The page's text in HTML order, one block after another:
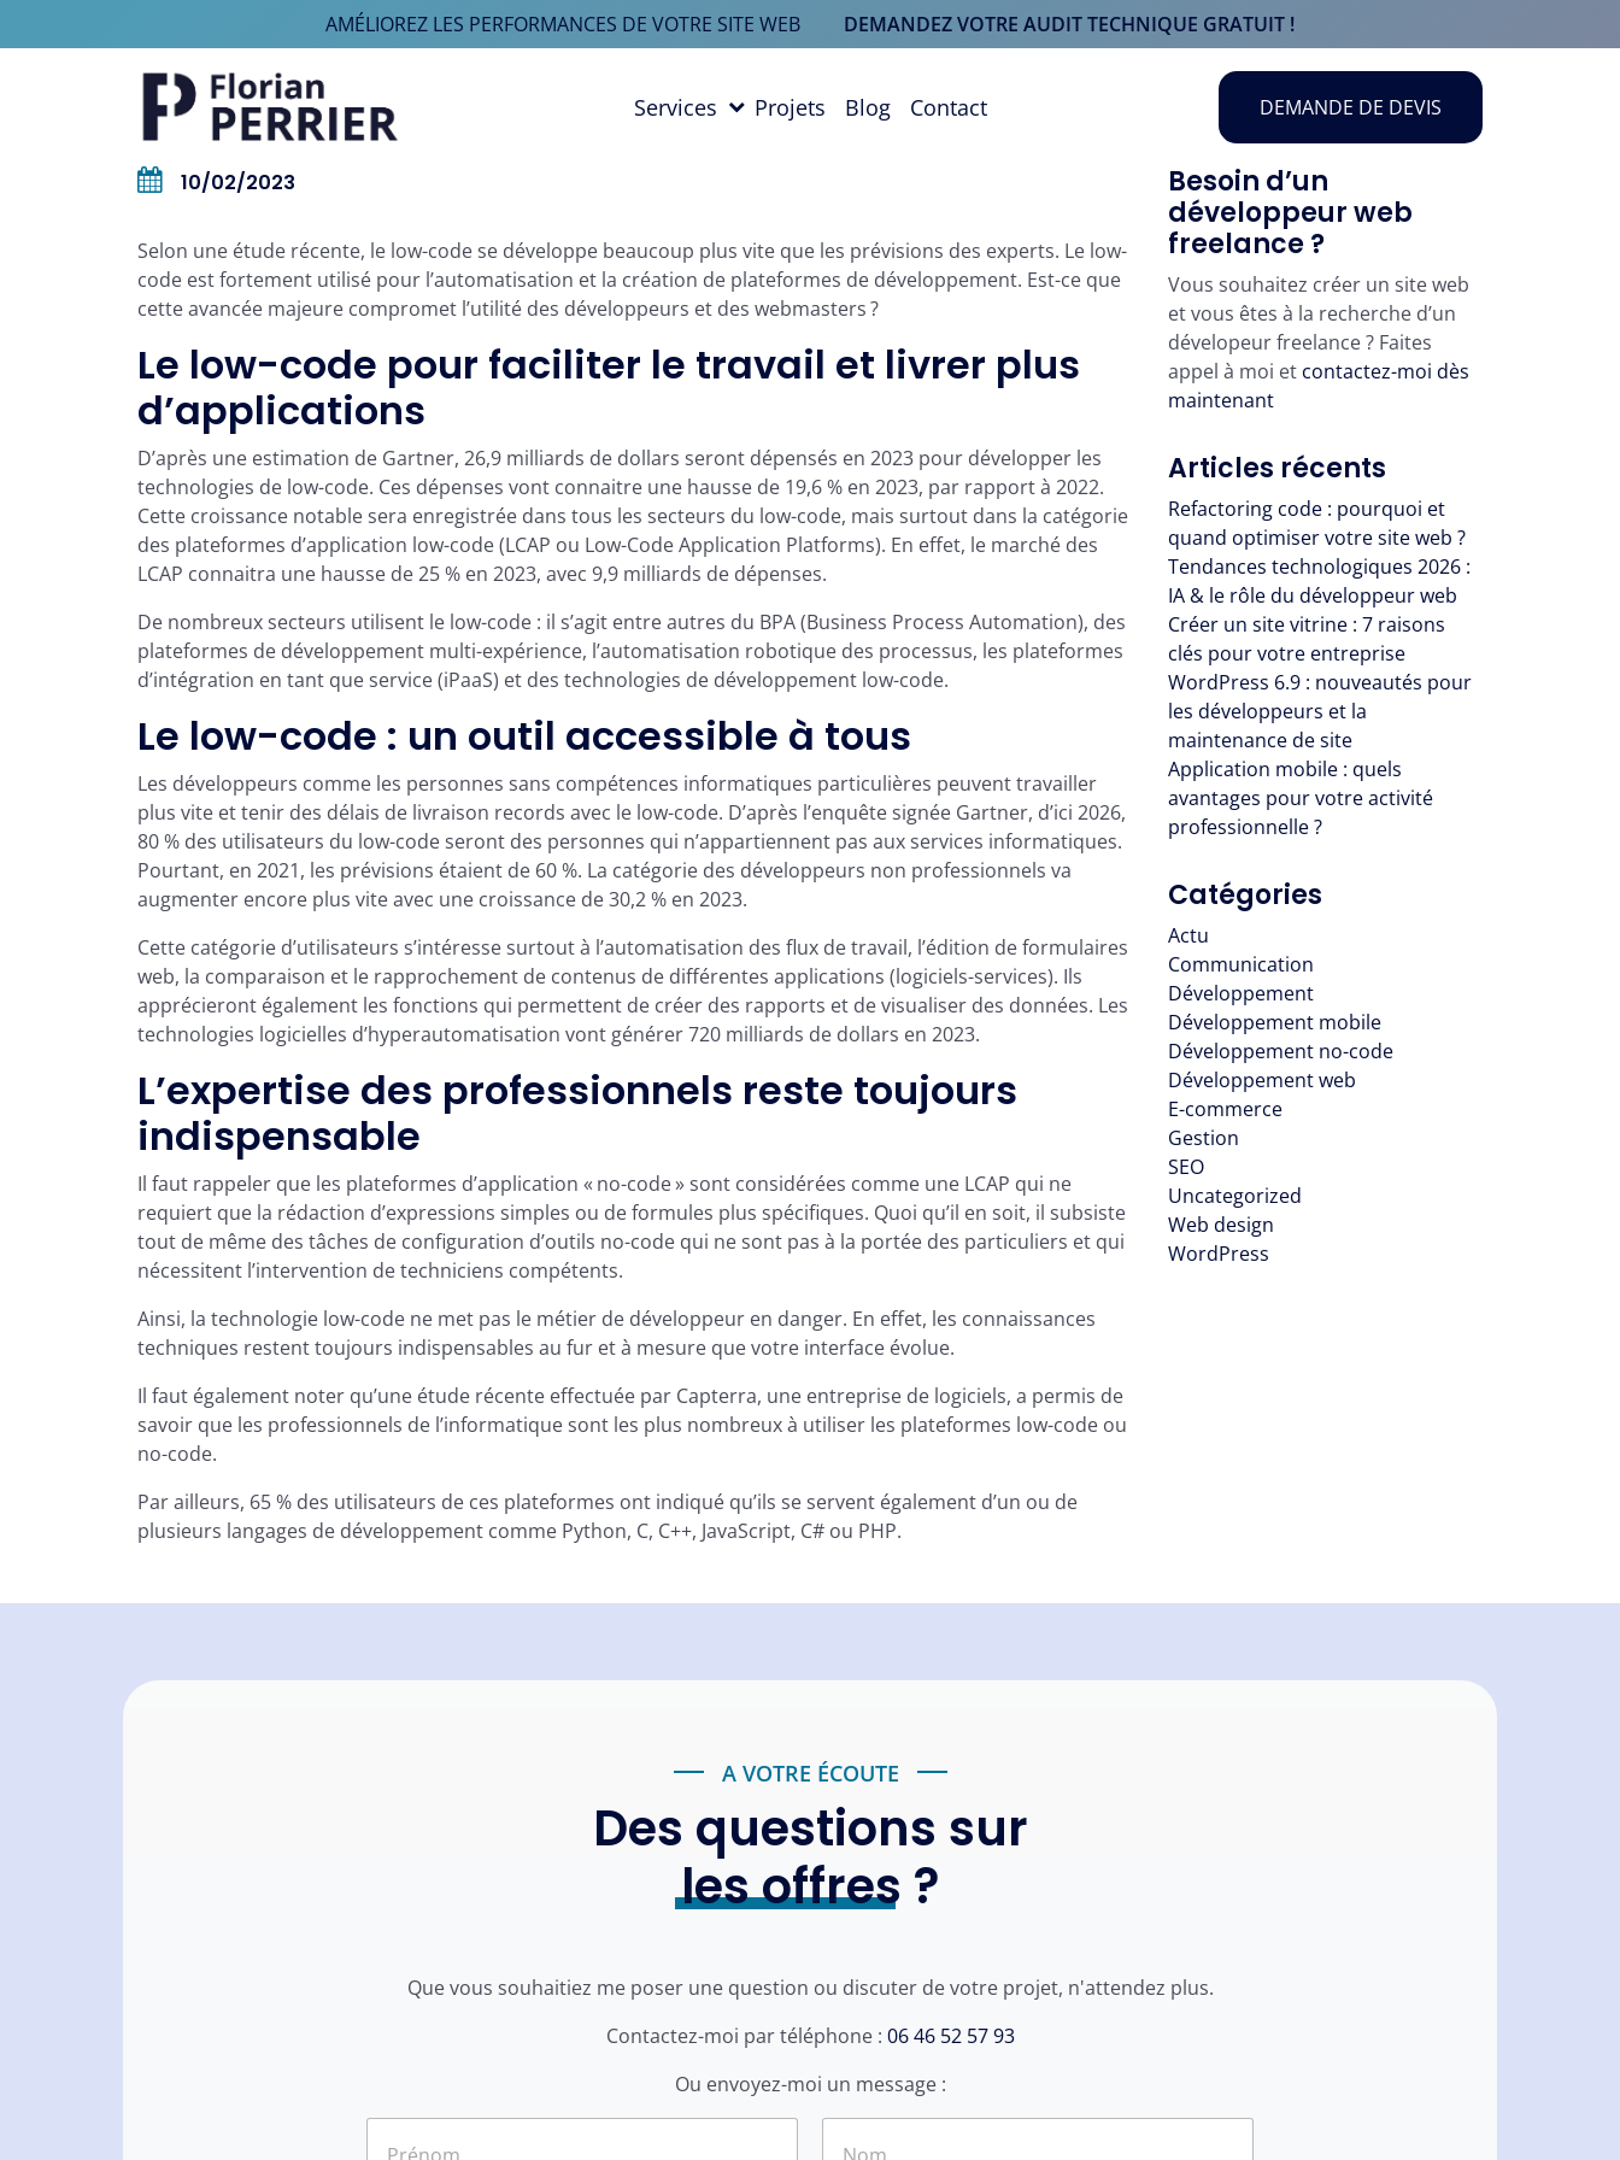
AMÉLIOREZ LES PERFORMANCES DE VOTRE SITE WEB
DEMANDEZ VOTRE AUDIT TECHNIQUE GRATUIT !
Navigation principale Services Projets Blog Contact DEMANDE DE DEVIS
10/02/2023
Selon une étude récente, le low-code se développe beaucoup plus vite que les prévisions des experts. Le low-
code est fortement utilisé pour l’automatisation et la création de plateformes de développement. Est-ce que
cette avancée majeure compromet l’utilité des développeurs et des webmasters ?
Le low-code pour faciliter le travail et livrer plus
d’applications
D’après une estimation de Gartner, 26,9 milliards de dollars seront dépensés en 2023 pour développer les
technologies de low-code. Ces dépenses vont connaitre une hausse de 19,6 % en 2023, par rapport à 2022.
Cette croissance notable sera enregistrée dans tous les secteurs du low-code, mais surtout dans la catégorie
des plateformes d’application low-code (LCAP ou Low-Code Application Platforms). En effet, le marché des
LCAP connaitra une hausse de 25 % en 2023, avec 9,9 milliards de dépenses.
De nombreux secteurs utilisent le low-code : il s’agit entre autres du BPA (Business Process Automation), des
plateformes de développement multi-expérience, l’automatisation robotique des processus, les plateformes
d’intégration en tant que service (iPaaS) et des technologies de développement low-code.
Le low-code : un outil accessible à tous
Les développeurs comme les personnes sans compétences informatiques particulières peuvent travailler
plus vite et tenir des délais de livraison records avec le low-code. D’après l’enquête signée Gartner, d’ici 2026,
80 % des utilisateurs du low-code seront des personnes qui n’appartiennent pas aux services informatiques.
Pourtant, en 2021, les prévisions étaient de 60 %. La catégorie des développeurs non professionnels va
augmenter encore plus vite avec une croissance de 30,2 % en 2023.
Cette catégorie d’utilisateurs s’intéresse surtout à l’automatisation des flux de travail, l’édition de formulaires
web, la comparaison et le rapprochement de contenus de différentes applications (logiciels-services). Ils
apprécieront également les fonctions qui permettent de créer des rapports et de visualiser des données. Les
technologies logicielles d’hyperautomatisation vont générer 720 milliards de dollars en 2023.
L’expertise des professionnels reste toujours
indispensable
Il faut rappeler que les plateformes d’application « no-code » sont considérées comme une LCAP qui ne
requiert que la rédaction d’expressions simples ou de formules plus spécifiques. Quoi qu’il en soit, il subsiste
tout de même des tâches de configuration d’outils no-code qui ne sont pas à la portée des particuliers et qui
nécessitent l’intervention de techniciens compétents.
Ainsi, la technologie low-code ne met pas le métier de développeur en danger. En effet, les connaissances
techniques restent toujours indispensables au fur et à mesure que votre interface évolue.
Il faut également noter qu’une étude récente effectuée par Capterra, une entreprise de logiciels, a permis de
savoir que les professionnels de l’informatique sont les plus nombreux à utiliser les plateformes low-code ou
no-code.
Par ailleurs, 65 % des utilisateurs de ces plateformes ont indiqué qu’ils se servent également d’un ou de
plusieurs langages de développement comme Python, C, C++, JavaScript, C# ou PHP.
Besoin d’un
développeur web
freelance ?
Vous souhaitez créer un site web
et vous êtes à la recherche d’un
dévelopeur freelance ? Faites
appel à moi et contactez-moi dès
maintenant
Articles récents
Refactoring code : pourquoi et
quand optimiser votre site web ?
Tendances technologiques 2026 :
IA & le rôle du développeur web
Créer un site vitrine : 7 raisons
clés pour votre entreprise
WordPress 6.9 : nouveautés pour
les développeurs et la
maintenance de site
Application mobile : quels
avantages pour votre activité
professionnelle ?
Catégories
Actu
Communication
Développement
Développement mobile
Développement no-code
Développement web
E-commerce
Gestion
SEO
Uncategorized
Web design
WordPress
A VOTRE ÉCOUTE
Des questions sur
les offres ?
Que vous souhaitiez me poser une question ou discuter de votre projet, n'attendez plus.
Contactez-moi par téléphone : 06 46 52 57 93
Ou envoyez-moi un message :
N